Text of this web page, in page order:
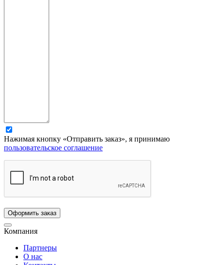
Нажимая кнопку «Отправить заказ», я принимаю
пользовательское соглашение
Компания
Партнеры
О нас